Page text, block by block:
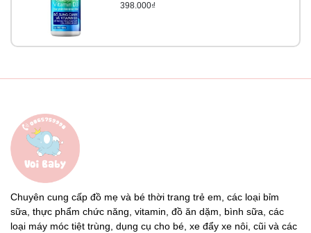
398.000₫
Chuyên cung cấp đồ mẹ và bé thời trang trẻ em, các loại bỉm
sữa, thực phẩm chức năng, vitamin, đồ ăn dặm, bình sữa, các
loại máy móc tiệt trùng, dụng cụ cho bé, xe đẩy xe nôi, cũi và các